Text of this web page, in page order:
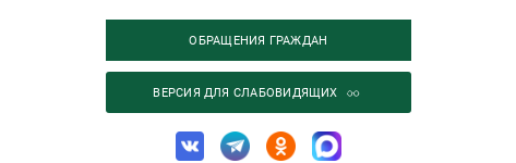
ОБРАЩЕНИЯ ГРАЖДАН
ВЕРСИЯ ДЛЯ СЛАБОВИДЯЩИХ